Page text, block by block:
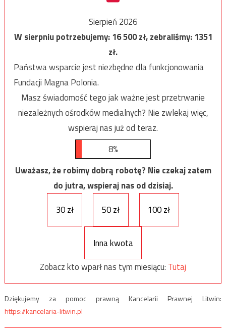
Sierpień 2026
W sierpniu potrzebujemy:16 500zł, zebraliśmy:1351
zł.
Państwa wsparcie jest niezbędne dla funkcjonowania
Fundacji Magna Polonia.
Masz świadomość tego jak ważne jest przetrwanie
niezależnych ośrodków medialnych? Nie zwlekaj więc,
wspieraj nas już od teraz.
8%
Uważasz, że robimy dobrą robotę? Nie czekaj zatem
do jutra, wspieraj nas od dzisiaj.
30 zł
50 zł 100 zł
Inna kwota
Zobacz kto wparł nas tym miesiącu: Tutaj
Dziękujemy za pomoc prawną Kancelarii Prawnej Litwin:
https://kancelaria-litwin.pl